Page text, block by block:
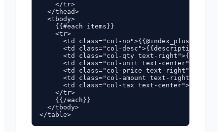
    </tr>
  </thead>
  <tbody>
    {{#each items}}
    <tr>
<td class="col-no">{{@index_plus_1}}</
<td class="col-desc">{{description}}</
<td class="col-qty text-
<td class="col-unit text-
<td class="col-price text-
<td class="col-amount text-
<td class="col-tax text-
    </tr>
    {{/each}}
  </tbody>